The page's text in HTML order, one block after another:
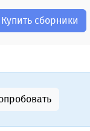
Купить сборники